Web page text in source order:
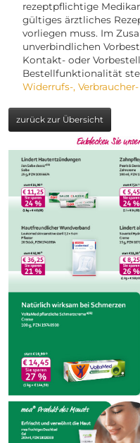
rezeptpflichtige
gültiges ärztliches
vorliegen muss. Im
unverbindlichen
Kontakt- oder
Bestellfunktionalität
Widerrufs-,
zurück zur Übersicht